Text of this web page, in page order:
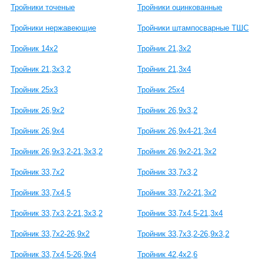
Тройники точеные Тройники оцинкованные
Тройники нержавеющие Тройники штампосварные ТШС
Тройник 14х2 Тройник 21,3х2
Тройник 21,3x3,2 Тройник 21,3x4
Тройник 25х3 Тройник 25х4
Тройник 26,9x2 Тройник 26,9x3,2
Тройник 26,9x4 Тройник 26,9x4-21,3x4
Тройник 26,9x3,2-21,3x3,2 Тройник 26,9x2-21,3x2
Тройник 33,7x2 Тройник 33,7x3,2
Тройник 33,7x4,5 Тройник 33,7x2-21,3x2
Тройник 33,7x3,2-21,3x3,2 Тройник 33,7x4,5-21,3x4
Тройник 33,7x2-26,9x2 Тройник 33,7x3,2-26,9x3,2
Тройник 33,7x4,5-26,9x4 Тройник 42,4x2,6